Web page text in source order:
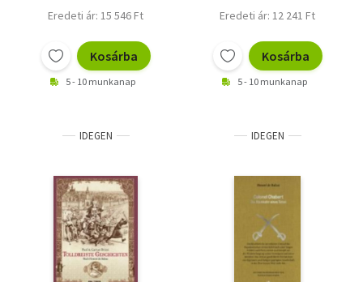
Eredeti ár: 15 546 Ft
Kosárba
5 - 10 munkanap
Eredeti ár: 12 241 Ft
Kosárba
5 - 10 munkanap
IDEGEN IDEGEN